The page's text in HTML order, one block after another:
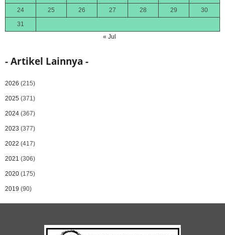
24
25 26 27 28 29
30
31
« Jul
- Artikel Lainnya -
2026 (215)
2025 (371)
2024 (367)
2023 (377)
2022 (417)
2021 (306)
2020 (175)
2019 (90)